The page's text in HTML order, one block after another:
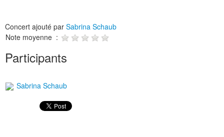
Concert ajouté par Sabrina Schaub
Note moyenne :
Participants
Sabrina Schaub